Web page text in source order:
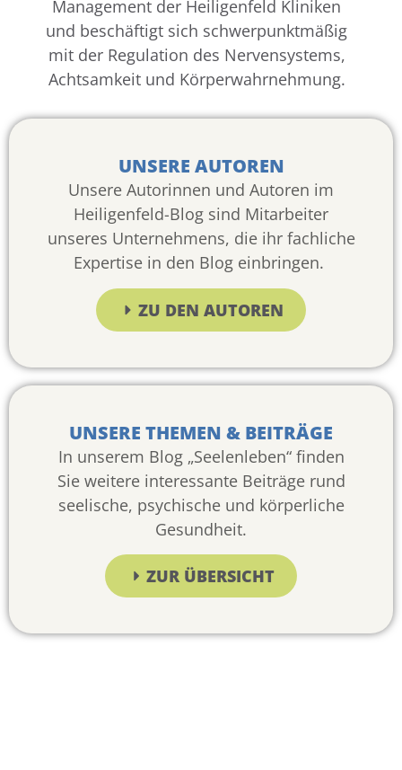
Management der Heiligenfeld Kliniken
und beschäftigt sich schwerpunktmäßig
mit der Regulation des Nervensystems,
Achtsamkeit und Körperwahrnehmung.
UNSERE AUTOREN
Unsere Autorinnen und Autoren im
Heiligenfeld-Blog sind Mitarbeiter
unseres Unternehmens, die ihr fachliche
Expertise in den Blog einbringen.
ZU DEN AUTOREN
UNSERE THEMEN & BEITRÄGE
In unserem Blog „Seelenleben“ finden
Sie weitere interessante Beiträge rund
seelische, psychische und körperliche
Gesundheit.
ZUR ÜBERSICHT